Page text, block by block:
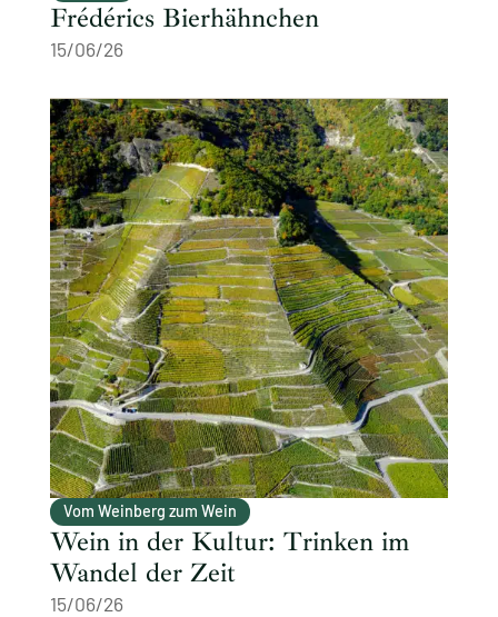
Frédérics Bierhähnchen
15/06/26
Vom Weinberg zum Wein
Wein in der Kultur: Trinken im
Wandel der Zeit
15/06/26